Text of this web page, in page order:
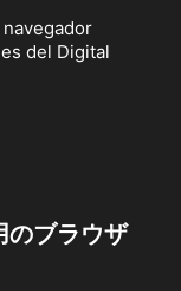
del Digital
のブラウザ